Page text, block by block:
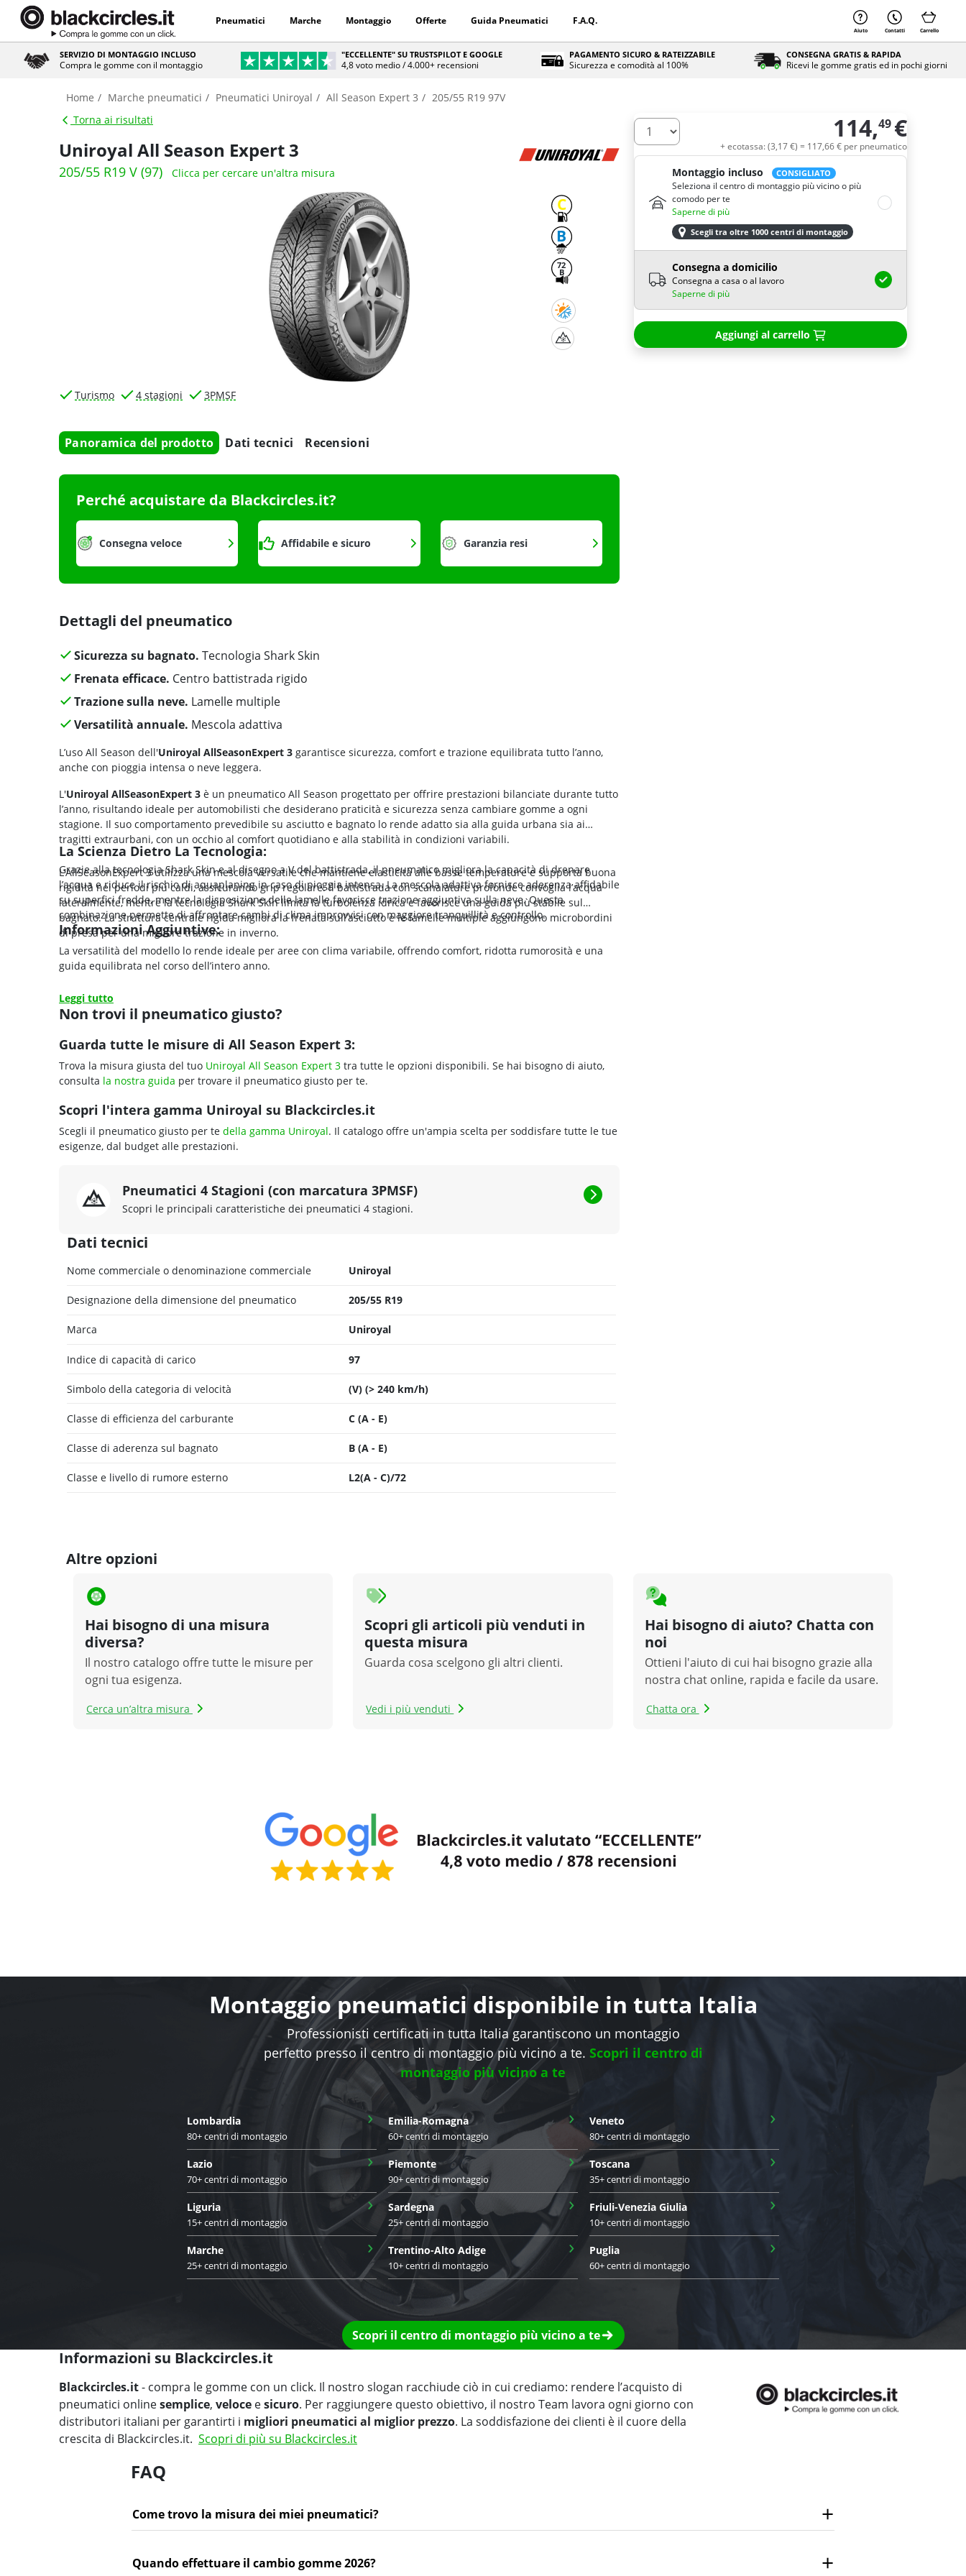
Pneumatici Marche Montaggio Offerte Guida Pneumatici F.A.Q.
Aiuto Contatti Carrello
SERVIZIO DI MONTAGGIO INCLUSO
Compra le gomme con il montaggio
"ECCELLENTE" SU TRUSTSPILOT E GOOGLE
4,8 voto medio / 4.000+ recensioni
PAGAMENTO SICURO & RATEIZZABILE
Sicurezza e comodità al 100%
CONSEGNA GRATIS & RAPIDA
Ricevi le gomme gratis ed in pochi giorni
Home Marche pneumatici Pneumatici Uniroyal All Season Expert 3
205/55 R19 97V
Torna ai risultati
Uniroyal All Season Expert 3
205/55 R19 V (97) Clicca per cercare un'altra misura
C
B
72
B
Turismo 4 stagioni 3PMSF
Panoramica del prodotto Dati tecnici Recensioni
Perché acquistare da Blackcircles.it?
Consegna veloce Affidabile e sicuro Garanzia resi
Dettagli del pneumatico
Sicurezza su bagnato. Tecnologia Shark Skin
Frenata efficace. Centro battistrada rigido
Trazione sulla neve. Lamelle multiple
Versatilità annuale. Mescola adattiva
L’uso All Season dell'Uniroyal AllSeasonExpert 3 garantisce sicurezza, comfort e trazione equilibrata tutto l’anno,
anche con pioggia intensa o neve leggera.
L'Uniroyal AllSeasonExpert 3 è un pneumatico All Season progettato per offrire prestazioni bilanciate durante tutto
l’anno, risultando ideale per automobilisti che desiderano praticità e sicurezza senza cambiare gomme a ogni
stagione. Il suo comportamento prevedibile su asciutto e bagnato lo rende adatto sia alla guida urbana sia ai
tragitti extraurbani, con un occhio al comfort quotidiano e alla stabilità in condizioni variabili.
Grazie alla tecnologia Shark Skin e al disegno a V del battistrada, il pneumatico migliora la capacità di drenare
l’acqua e riduce il rischio di aquaplaning in caso di pioggia intensa. La mescola adattiva fornisce aderenza affidabile
su superfici fredde, mentre la disposizione delle lamelle favorisce trazione aggiuntiva sulla neve. Questa
combinazione permette di affrontare cambi di clima improvvisi con maggiore tranquillità e controllo.
La Scienza Dietro La Tecnologia:
L’AllSeasonExpert 3 utilizza una mescola versatile che mantiene elasticità alle basse temperature e supporta buona
rigidità nei periodi più caldi, assicurando grip regolare. Il battistrada con scanalature profonde convoglia l’acqua
lateralmente, mentre la tecnologia Shark Skin limita la turbolenza idrica e favorisce una guida più stabile sul
bagnato. La struttura centrale rigida migliora la frenata sull’asciutto e le lamelle multiple aggiungono microbordini
di presa per una migliore trazione in inverno.
Informazioni Aggiuntive:
La versatilità del modello lo rende ideale per aree con clima variabile, offrendo comfort, ridotta rumorosità e una
guida equilibrata nel corso dell’intero anno.
Leggi tutto
Non trovi il pneumatico giusto?
Guarda tutte le misure di All Season Expert 3:
Trova la misura giusta del tuo Uniroyal All Season Expert 3 tra tutte le opzioni disponibili. Se hai bisogno di aiuto,
consulta la nostra guida per trovare il pneumatico giusto per te.
Scopri l'intera gamma Uniroyal su Blackcircles.it
Scegli il pneumatico giusto per te della gamma Uniroyal. Il catalogo offre un'ampia scelta per soddisfare tutte le tue
esigenze, dal budget alle prestazioni.
Pneumatici 4 Stagioni (con marcatura 3PMSF)
Scopri le principali caratteristiche dei pneumatici 4 stagioni.
Dati tecnici
Nome commerciale o denominazione commerciale Uniroyal
Designazione della dimensione del pneumatico 205/55 R19
Marca Uniroyal
Indice di capacità di carico 97
Simbolo della categoria di velocità (V) (> 240 km/h)
Classe di efficienza del carburante C (A - E)
Classe di aderenza sul bagnato B (A - E)
Classe e livello di rumore esterno L2(A - C)/72
Quantità 114,49 €
+ ecotassa: (3,17€) = 117,66€ per pneumatico
Montaggio incluso CONSIGLIATO
Seleziona il centro di montaggio più vicino o più
comodo per te
Saperne di più
Scegli tra oltre 1000 centri di montaggio
Consegna a domicilio
Consegna a casa o al lavoro
Saperne di più
Aggiungi al carrello
Altre opzioni
Hai bisogno di una misura
diversa?
Il nostro catalogo offre tutte le misure per
ogni tua esigenza.
Cerca un’altra misura
Scopri gli articoli più venduti in
questa misura
Guarda cosa scelgono gli altri clienti.
Vedi i più venduti
Hai bisogno di aiuto? Chatta con
noi
Ottieni l'aiuto di cui hai bisogno grazie alla
nostra chat online, rapida e facile da usare.
Chatta ora
Montaggio pneumatici disponibile in tutta Italia
Professionisti certificati in tutta Italia garantiscono un montaggio
perfetto presso il centro di montaggio più vicino a te. Scopri il centro di
montaggio più vicino a te
Lombardia
80+ centri di montaggio
› Emilia-Romagna
60+ centri di montaggio
› Veneto
80+ centri di montaggio
›
Lazio
70+ centri di montaggio
› Piemonte
90+ centri di montaggio
› Toscana
35+ centri di montaggio
›
Liguria
15+ centri di montaggio
› Sardegna
25+ centri di montaggio
› Friuli-Venezia Giulia
10+ centri di montaggio
›
Marche
25+ centri di montaggio
› Trentino-Alto Adige
10+ centri di montaggio
› Puglia
60+ centri di montaggio
›
Scopri il centro di montaggio più vicino a te
Informazioni su Blackcircles.it
Blackcircles.it- compra le gomme con un click. Il nostro slogan racchiude ciò in cui crediamo: rendere l’acquisto di
pneumatici onlinesemplice, veloce esicuro. Per raggiungere questo obiettivo, il nostro Team lavora ogni giorno con
distributori italiani per garantirti i migliori pneumatici al miglior prezzo. La soddisfazione dei clienti è il cuore della
crescita di Blackcircles.it. Scopri di più su Blackcircles.it
FAQ
Come trovo la misura dei miei pneumatici?
Quando effettuare il cambio gomme 2026?